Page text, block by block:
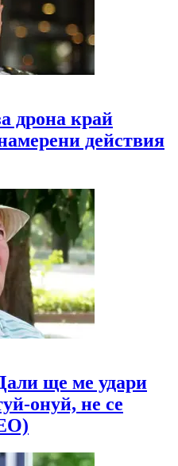
дрона край
действия
ще ме удари
онуй, не се